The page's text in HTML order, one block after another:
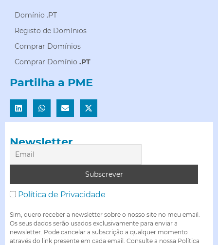
Domínio .PT
Registo de Domínios
Comprar Domínios
Comprar Domínio .PT
Partilha a PME
Newsletter
Política de Privacidade
Sim, quero receber a newsletter sobre o nosso site no meu email.
Os seus dados serão usados exclusivamente para enviar a
newsletter. Pode cancelar a subscrição a qualquer momento
através do link presente em cada email. Consulte a nossa Política